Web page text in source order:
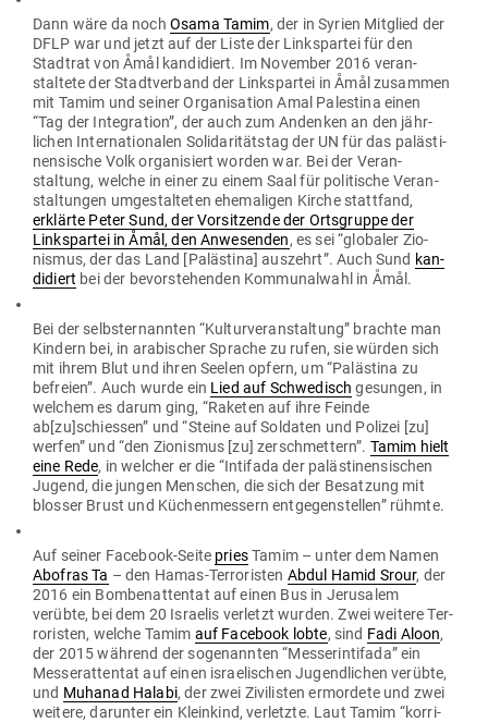
Dann wäre da noch Osama Tamim, der in Syrien Mit­glied der
DFLP war und jetzt auf der Liste der Links­partei für den
Stadtrat von Åmål kan­di­diert. Im November 2016 ver­an­
staltete der Stadt­verband der Links­partei in Åmål zusammen
mit Tamim und seiner Orga­ni­sation Amal Pal­estina einen
“Tag der Inte­gration”, der auch zum Andenken an den jähr­
lichen Inter­na­tio­nalen Soli­da­ri­tätstag der UN für das paläs­ti­
nen­sische Volk orga­ni­siert worden war. Bei der Ver­an­
staltung, welche in einer zu einem Saal für poli­tische Ver­an­
stal­tungen umge­stal­teten ehe­ma­ligen Kirche stattfand,
erklärte Peter Sund, der Vor­sit­zende der Orts­gruppe der
Links­partei in Åmål, den Anwe­senden, es sei “glo­baler Zio­
nismus, der das Land [Palästina] aus­zehrt”. Auch Sund kan­
di­diert bei der bevor­ste­henden Kom­mu­nalwahl in Åmål.
Bei der selbst­er­nannten “Kul­tur­ver­an­staltung” brachte man
Kindern bei, in ara­bi­scher Sprache zu rufen, sie würden sich
mit ihrem Blut und ihren Seelen opfern, um “Palästina zu
befreien”. Auch wurde ein Lied auf Schwe­disch gesungen, in
welchem es darum ging, “Raketen auf ihre Feinde
ab[zu]schiessen” und “Steine auf Sol­daten und Polizei [zu]
werfen” und “den Zio­nismus [zu] zer­schmettern”. Tamim hielt
eine Rede, in welcher er die “Intifada der paläs­ti­nen­si­schen
Jugend, die jungen Men­schen, die sich der Besatzung mit
blosser Brust und Küchen­messern ent­ge­gen­stellen” rühmte.
Auf seiner Facebook-Seite priesTamim – unter dem Namen
Abofras Ta – den Hamas-Ter­ro­risten Abdul Hamid Srour, der
2016 ein Bom­ben­at­tentat auf einen Bus in Jeru­salem
verübte, bei dem 20 Israelis ver­letzt wurden. Zwei weitere Ter­
ro­risten, welche Tamim auf Facebook lobte, sind Fadi Aloon,
der 2015 während der soge­nannten “Mes­ser­in­tifada” ein
Mes­ser­at­tentat auf einen israe­li­schen Jugend­lichen verübte,
und Muhanad Halabi, der zwei Zivi­listen ermordete und zwei
weitere, dar­unter ein Kleinkind, ver­letzte. Laut Tamim “kor­ri­